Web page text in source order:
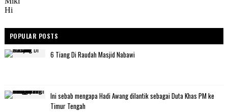
POPULAR POSTS
6 Tiang Di Raudah Masjid Nabawi
Ini sebab mengapa Hadi Awang dilantik sebagai Duta Khas PM ke
Timur Tengah